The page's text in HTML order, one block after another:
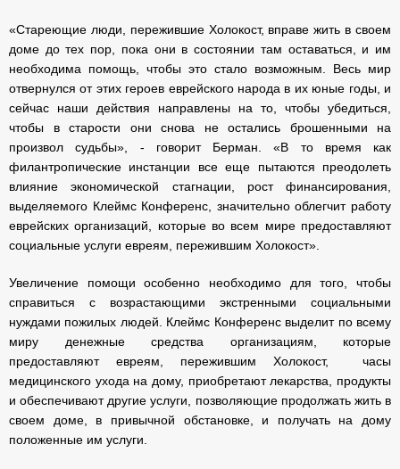
«Стареющие люди, пережившие Холокост, вправе жить в своем
доме до тех пор, пока они в состоянии там оставаться, и им
необходима помощь, чтобы это стало возможным. Весь мир
отвернулся от этих героев еврейского народа в их юные годы, и
сейчас наши действия направлены на то, чтобы убедиться,
чтобы в старости они снова не остались брошенными на
произвол судьбы», - говорит Берман. «В то время как
филантропические инстанции все еще пытаются преодолеть
влияние экономической стагнации, рост финансирования,
выделяемого Клеймс Конференс, значительно облегчит работу
еврейских организаций, которые во всем мире предоставляют
социальные услуги евреям, пережившим Холокост».
Увеличение помощи особенно необходимо для того, чтобы
справиться с возрастающими экстренными социальными
нуждами пожилых людей.
Клеймс Конференс выделит по всему
миру денежные средства организациям, которые
предоставляют евреям, пережившим Холокост, часы
медицинского ухода на дому, приобретают лекарства, продукты
и обеспечивают другие услуги, позволяющие продолжать жить в
своем доме, в привычной обстановке, и получать на дому
положенные им услуги.